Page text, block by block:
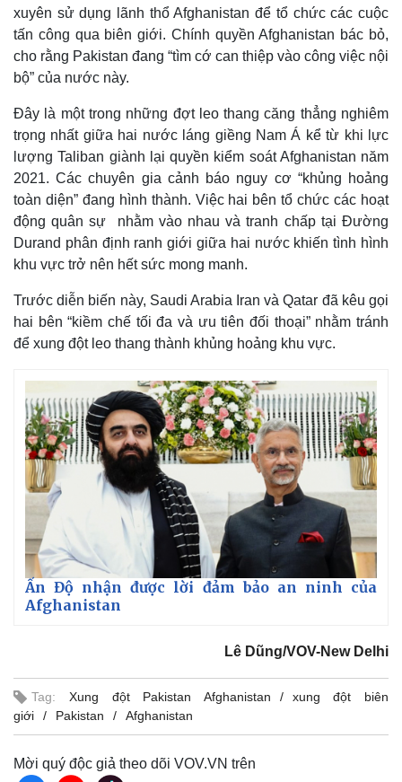
Thế giới
Quan sát
Cuộc sống đó đây
Hồ sơ
Multimedia
Video
Ảnh
E-Magazine
Infographic
xuyên sử dụng lãnh thổ Afghanistan để tổ chức các cuộc
tấn công qua biên giới. Chính quyền Afghanistan bác bỏ,
cho rằng Pakistan đang “tìm cớ can thiệp vào công việc nội
bộ” của nước này.
Đây là một trong những đợt leo thang căng thẳng nghiêm
trọng nhất giữa hai nước láng giềng Nam Á kể từ khi lực
lượng Taliban giành lại quyền kiểm soát Afghanistan năm
2021. Các chuyên gia cảnh báo nguy cơ “khủng hoảng
toàn diện” đang hình thành. Việc hai bên tổ chức các hoạt
động quân sự nhằm vào nhau và tranh chấp tại Đường
Durand phân định ranh giới giữa hai nước khiến tình hình
khu vực trở nên hết sức mong manh.
Trước diễn biến này, Saudi Arabia Iran và Qatar đã kêu gọi
hai bên “kiềm chế tối đa và ưu tiên đối thoại” nhằm tránh
để xung đột leo thang thành khủng hoảng khu vực.
Ấn Độ nhận được lời đảm bảo an ninh của
Afghanistan
Lê Dũng/VOV-New Delhi
Tag: Xung đột Pakistan Afghanistan
xung đột biên
giới
Pakistan Afghanistan
Mời quý độc giả theo dõi VOV.VN trên